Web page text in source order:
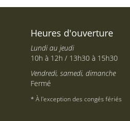
Heures d'ouverture
Lundi au jeudi
10h à 12h / 13h30 à 15h30
Vendredi, samedi, dimanche
Fermé
* À l'exception des congés fériés